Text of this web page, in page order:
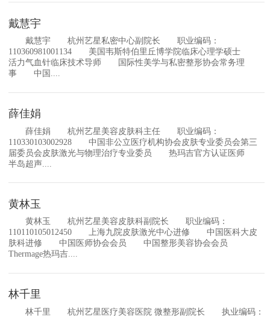
戴慧宇
戴慧宇 杭州艺星私密中心副院长 职业编码：
110360981001134 美国韦斯特伯里丘博学院临床心理学硕士
活力气血针临床技术导师 国际性美学与私密整形协会常务理
事 中国....
薛佳娟
薛佳娟 杭州艺星美容皮肤科主任 职业编码：
110330103002928 中国非公立医疗机构协会皮肤专业委员会第三
届委员会皮肤激光与物理治疗专业委员 热玛吉官方认证医师
半岛超声....
黄林玉
黄林玉 杭州艺星美容皮肤科副院长 职业编码：
110110105012450 上海九院皮肤激光中心进修 中国医科大皮
肤科进修 中国医师协会会员 中国整形美容协会会员
Thermage热玛吉....
林千里
林千里 杭州艺星医疗美容医院 微整形副院长 执业编码：